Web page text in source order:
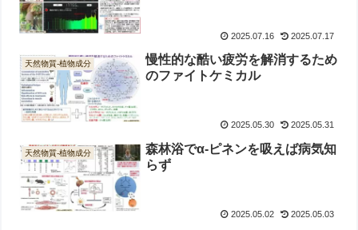
2025.07.16 2025.07.17
天然物質-植物成分
慢性的な酷い疲労を解消するため
のファイトケミカル
2025.05.30 2025.05.31
天然物質-植物成分
森林浴でα-ピネンを吸えば病気知
らず
2025.05.02 2025.05.03